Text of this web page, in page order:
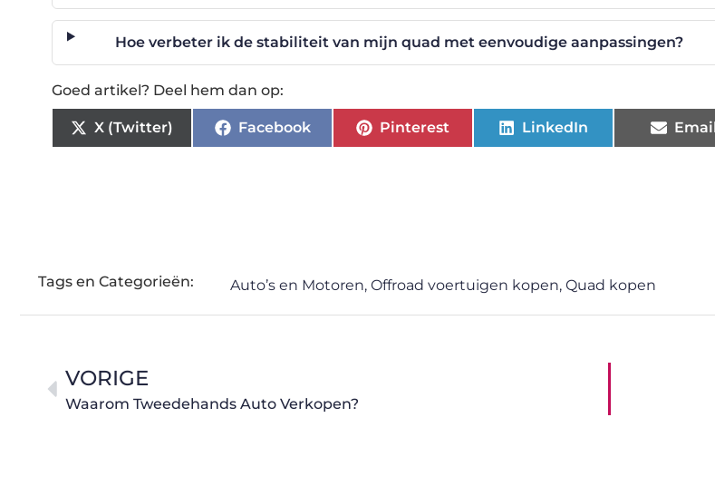
Hoe verbeter ik de stabiliteit van mijn quad met eenvoudige aanpassingen?
Goed artikel? Deel hem dan op:
X (Twitter) Facebook Pinterest LinkedIn
Tags en Categorieën: Auto’s en Motoren, Offroad voertuigen kopen, Quad kopen
VORIGE
Waarom Tweedehands Auto Verkopen?